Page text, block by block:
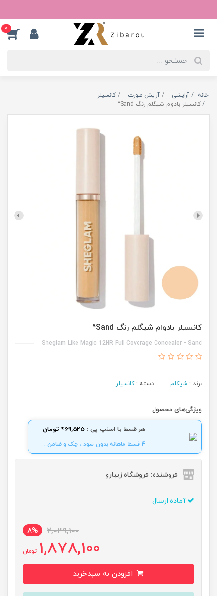
0
خانه آرایشی آرایش صورت
کانسیلر
کانسیلر بادوام شیگلم رنگ Sand^
کانسیلر بادوام شیگلم رنگ Sand^
Sheglam Like Magic 12HR Full Coverage Concealer - Sand
برند : شیگلم دسته :کانسیلر
ویژگی‌های محصول
هر قسط با اسنپ پی : 469,525 تومان
4 قسط ماهانه بدون سود ، چک و ضامن .
فروشنده: فروشگاه زیبارو
آماده ارسال
2,039,100
8%
1,878,100 تومان